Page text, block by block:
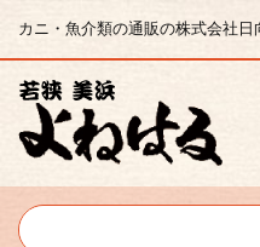
カニ・魚介類の通販の株式会社